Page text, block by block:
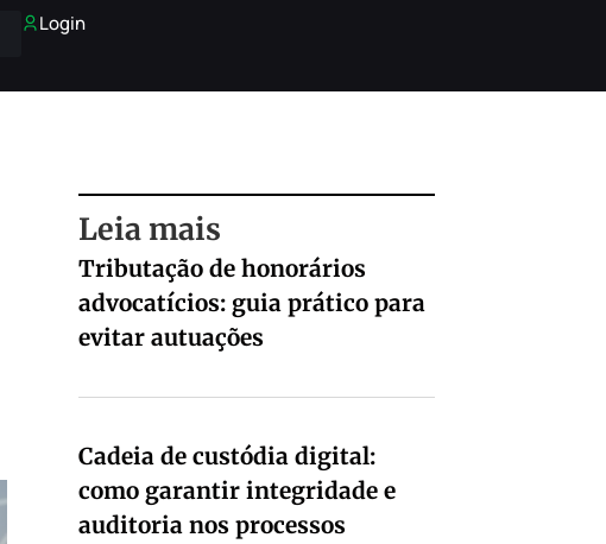
Login
Leia mais
Tributação de honorários
advocatícios: guia prático para
evitar autuações
Cadeia de custódia digital:
como garantir integridade e
auditoria nos processos